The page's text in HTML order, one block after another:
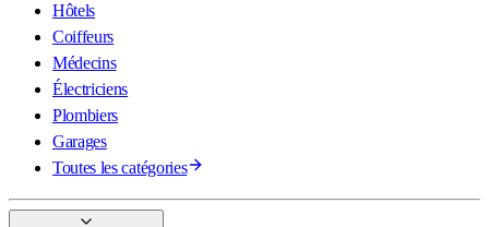
Hôtels
Coiffeurs
Médecins
Électriciens
Plombiers
Garages
Toutes les catégories